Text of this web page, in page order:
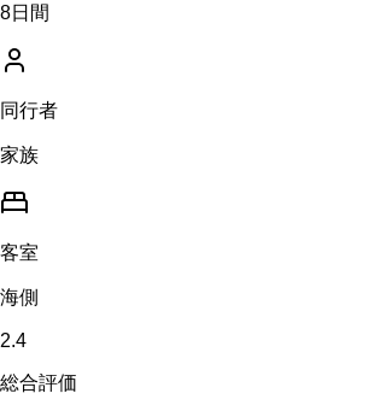
8日間
同行者
家族
客室
海側
2.4
総合評価